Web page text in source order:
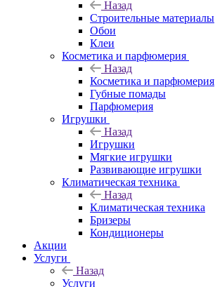
Назад
Строительные материалы
Обои
Клеи
Косметика и парфюмерия
Назад
Косметика и парфюмерия
Губные помады
Парфюмерия
Игрушки
Назад
Игрушки
Мягкие игрушки
Развивающие игрушки
Климатическая техника
Назад
Климатическая техника
Бризеры
Кондиционеры
Акции
Услуги
Назад
Услуги